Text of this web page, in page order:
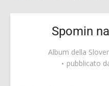
Spomin
Album della
pubblicato